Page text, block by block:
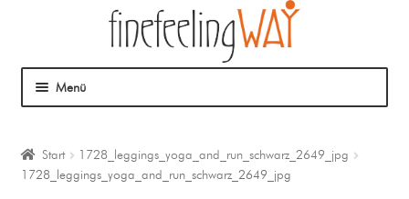
Menü
Mein Angebot
Start
1728_leggings_yoga_and_run_schwarz_2649_jpg
1728_leggings_yoga_and_run_schwarz_2649_jpg